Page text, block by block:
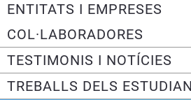
ENTITATS I EMPRESES
COL·LABORADORES
TESTIMONIS I NOTÍCIES
TREBALLS DELS